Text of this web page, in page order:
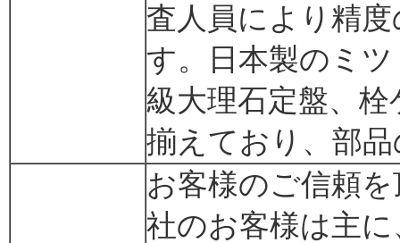
査人員により精
す。日本製のミ
級大理石定盤、
揃えており、部
お客様のご信頼
社のお客様は主